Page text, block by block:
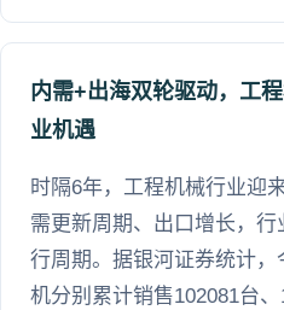
内需+出海双轮驱动，工
业机遇
时隔6年，工程机械行业迎
需更新周期、出口增长，行
行周期。据银河证券统计
机分别累计销售102081台